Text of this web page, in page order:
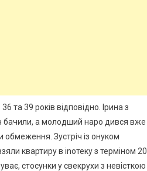
та 39 років відповідно. Ірина з
бачили, а молодший наро дився вже
обмеження. Зустріч із онуком
квартиру в іnотеку з терміном 20
стосунки у свекрухи з невісткою